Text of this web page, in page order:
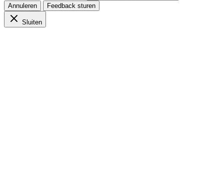
Annuleren Feedback sturen
Sluiten